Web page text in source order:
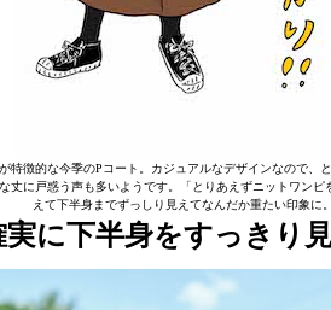
特徴的な今季のPコート。カジュアルなデザインなので、
丈に戸惑う声も多いようです。「とりあえずニットワン
えて下半身までずっしり見えてなんだか重たい印象に。
に下半身をすっきり